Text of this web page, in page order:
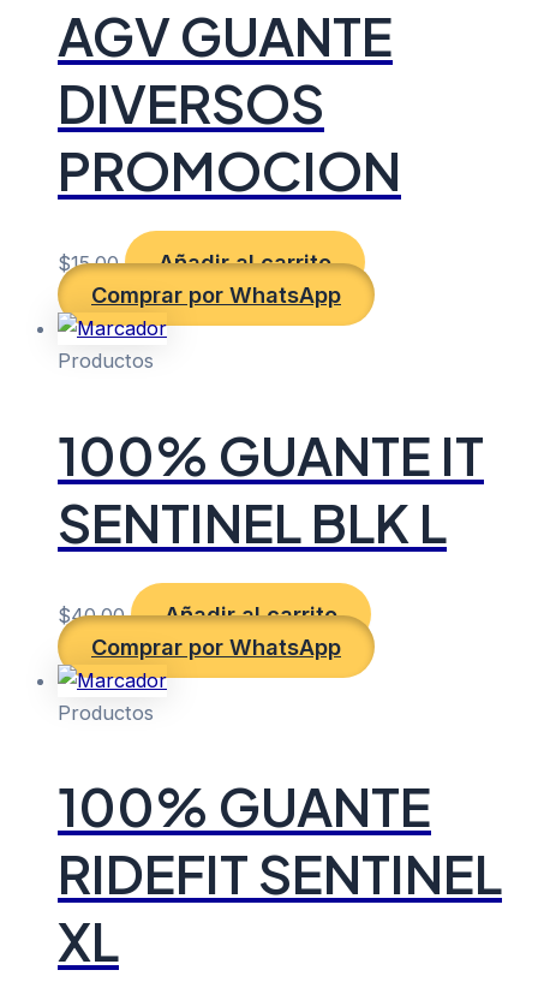
AGV GUANTE
DIVERSOS
PROMOCION
$15.00
Añadir al carrito
Comprar por WhatsApp
Productos
100% GUANTE IT
SENTINEL BLK L
$40.00
Añadir al carrito
Comprar por WhatsApp
Productos
100% GUANTE
RIDEFIT SENTINEL
XL